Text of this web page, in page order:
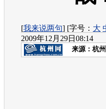
[我来说两句] [字号： 大
2009年12月29日08:14
来源： 杭